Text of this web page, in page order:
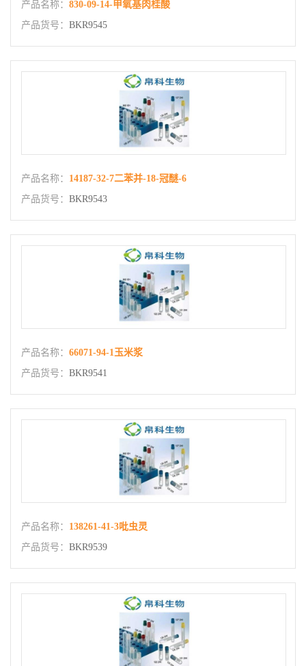
产品名称： 830-09-14-甲氧基肉桂酸
产品货号： BKR9545
产品名称： 14187-32-7二苯并-18-冠醚-6
产品货号： BKR9543
产品名称： 66071-94-1玉米浆
产品货号： BKR9541
产品名称： 138261-41-3吡虫灵
产品货号： BKR9539